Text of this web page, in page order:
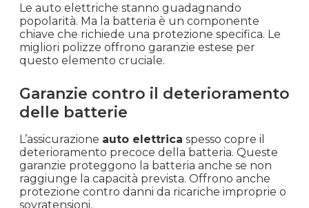
Le auto elettriche stanno guadagnando
popolarità. Ma la batteria è un componente
chiave che richiede una protezione specifica. Le
migliori polizze offrono garanzie estese per
questo elemento cruciale.
Garanzie contro il deterioramento
delle batterie
L’assicurazione auto elettrica spesso copre il
deterioramento precoce della batteria. Queste
garanzie proteggono la batteria anche se non
raggiunge la capacità prevista. Offrono anche
protezione contro danni da ricariche improprie o
sovratensioni.